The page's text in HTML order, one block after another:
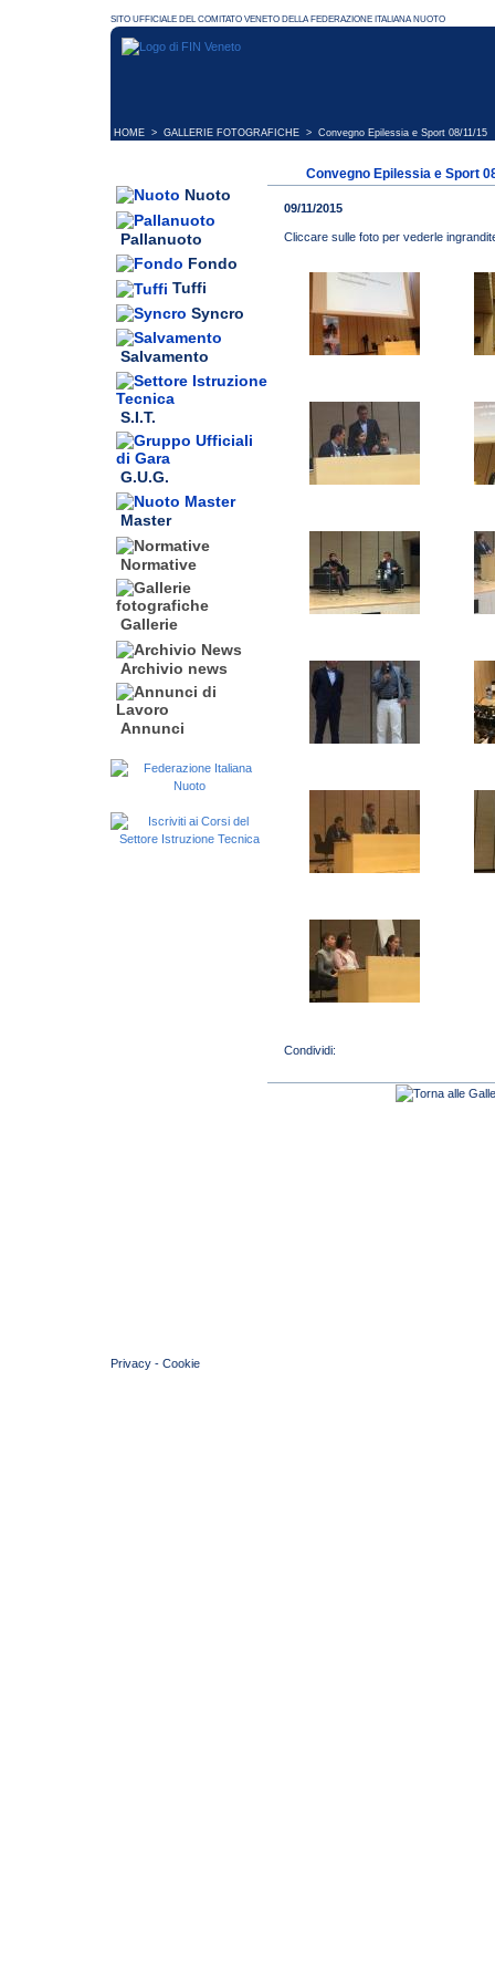
HOME > GALLERIE FOTOGRAFICHE > Convegno Epilessia e Sport 08/11/15
Nuoto
Pallanuoto
Fondo
Tuffi
Syncro
Salvamento
S.I.T.
G.U.G.
Master
Normative
Gallerie
Archivio news
Annunci
Convegno Epilessia e Sport
09/11/2015
Cliccare sulle foto per vederle
Privacy - Cookie